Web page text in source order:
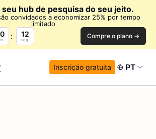
hub de pesquisa do seu jeito.
convidados a economizar 25% por tempo
limitado
11
seg. Compre o plano →
Inscrição gratuita PT